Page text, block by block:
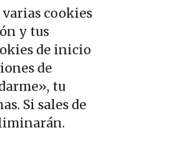
cookies
y tus
de inicio
de
tu
Si sales de